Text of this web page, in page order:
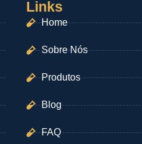
Links
Home
Sobre Nós
Produtos
Blog
FAQ